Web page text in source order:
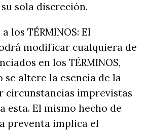
sola discreción.
los TÉRMINOS: El
modificar cualquiera de
en los TÉRMINOS,
se altere la esencia de la
circunstancias imprevistas
esta. El mismo hecho de
preventa implica el